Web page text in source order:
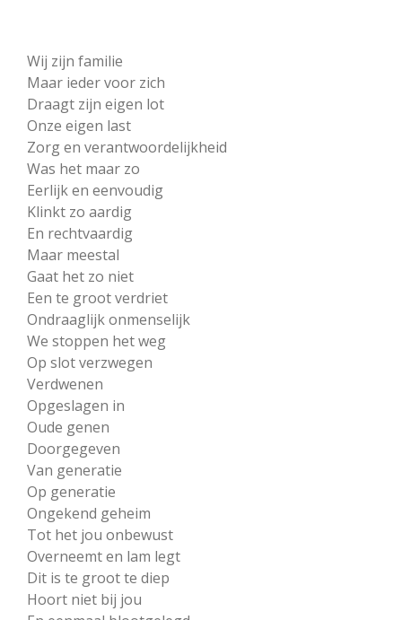
Wij zijn familie
Maar ieder voor zich
Draagt zijn eigen lot
Onze eigen last
Zorg en verantwoordelijkheid
Was het maar zo
Eerlijk en eenvoudig
Klinkt zo aardig
En rechtvaardig
Maar meestal
Gaat het zo niet
Een te groot verdriet
Ondraaglijk onmenselijk
We stoppen het weg
Op slot verzwegen
Verdwenen
Opgeslagen in
Oude genen
Doorgegeven
Van generatie
Op generatie
Ongekend geheim
Tot het jou onbewust
Overneemt en lam legt
Dit is te groot te diep
Hoort niet bij jou